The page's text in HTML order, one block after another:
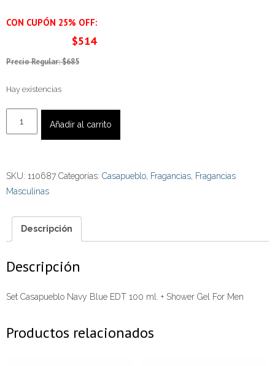
CON CUPÓN 25% OFF:
$514
Precio Regular: $685
Hay existencias
EDT
100
Shower
cantidad
Añadir al carrito
SKU: 110687 Categorías: Casapueblo Fragancias Fragancias
Masculinas
Descripción
Descripción
Set Casapueblo Navy Blue EDT 100 ml. + Shower Gel For Men
Productos relacionados